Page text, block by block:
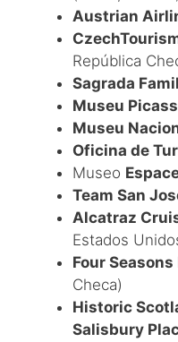
Austrian
República
Sagrada
Museu
Museu
Oficina de
Museo
Team San
Alcatraz
Estados
Four Seasons
Checa)
Historic
Salisbury